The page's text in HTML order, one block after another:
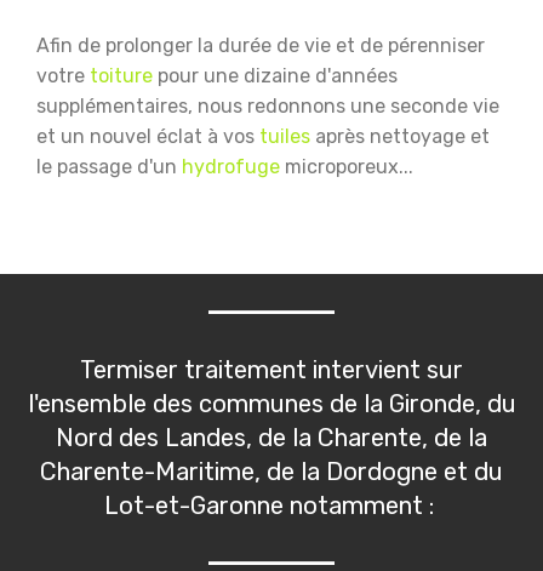
Afin de prolonger la durée de vie et de pérenniser
votre toiture pour une dizaine d'années
supplémentaires, nous redonnons une seconde vie
et un nouvel éclat à vos tuiles après nettoyage et
le passage d'un hydrofuge microporeux...
Termiser traitement intervient sur
l'ensemble des communes de la Gironde, du
Nord des Landes, de la Charente, de la
Charente-Maritime, de la Dordogne et du
Lot-et-Garonne notamment :